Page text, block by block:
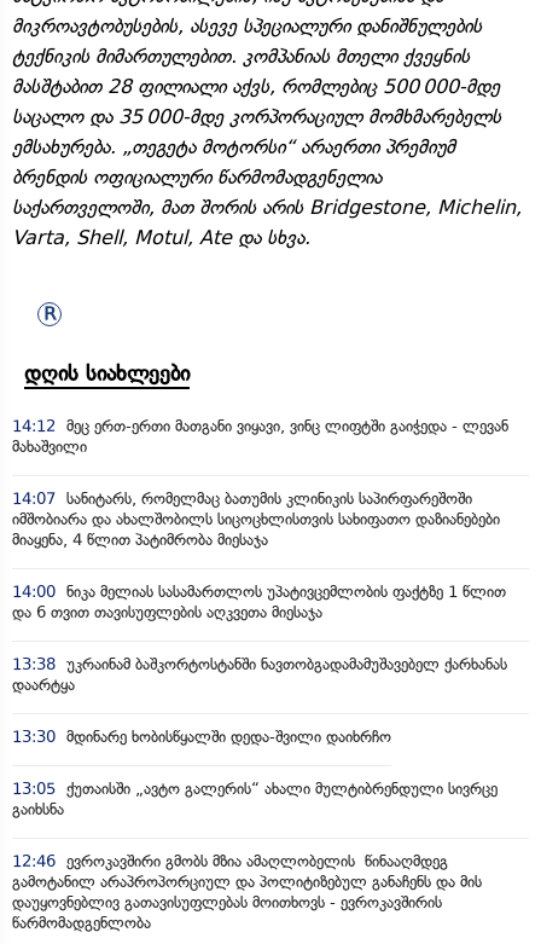
მიკროავტობუსების, ასევე სპეციალური დანიშნულების
ტექნიკის მიმართულებით. კომპანიას მთელი ქვეყნის
მასშტაბით 28 ფილიალი აქვს, რომლებიც 500 000-მდე
საცალო და 35 000-მდე კორპორაციულ მომხმარებელს
ემსახურება. „თეგეტა მოტორსი“ არაერთი პრემიუმ
ბრენდის ოფიციალური წარმომადგენელია
საქართველოში, მათ შორის არის Bridgestone, Michelin,
Varta, Shell, Motul, Ate და სხვა.
დღის სიახლეები
14:12
მეც ერთ-ერთი მათგანი ვიყავი, ვინც ლიფტში გაიჭედა - ლევან
მახაშვილი
14:07 სანიტარს, რომელმაც ბათუმის კლინიკის საპირფარეშოში
იმშობიარა და ახალშობილს სიცოცხლისთვის სახიფათო დაზიანებები
მიაყენა, 4 წლით პატიმრობა მიესაჯა
14:00 ნიკა მელიას სასამართლოს უპატივცემლობის ფაქტზე 1 წლით
და 6 თვით თავისუფლების აღკვეთა მიესაჯა
13:38 უკრაინამ ბაშკორტოსტანში ნავთობგადამამუშავებელ ქარხანას
დაარტყა
13:30 მდინარე ხობისწყალში დედა-შვილი დაიხრჩო
13:05 ქუთაისში „ავტო გალერის“ ახალი მულტიბრენდული სივრცე
გაიხსნა
12:46 ევროკავშირი გმობს მზია ამაღლობელის წინააღმდეგ
გამოტანილ არაპროპორციულ და პოლიტიზებულ განაჩენს და მის
დაუყოვნებლივ გათავისუფლებას მოითხოვს - ევროკავშირის
წარმომადგენლობა